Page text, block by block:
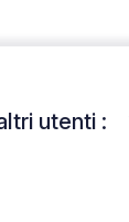
utenti :